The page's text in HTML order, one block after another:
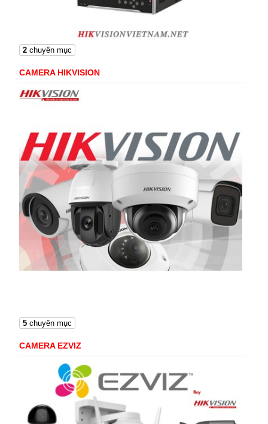
2chuyên mục
CAMERA HIKVISION
5chuyên mục
CAMERA EZVIZ